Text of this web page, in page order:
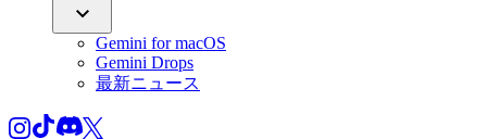
Gemini for macOS
Gemini Drops
最新ニュース